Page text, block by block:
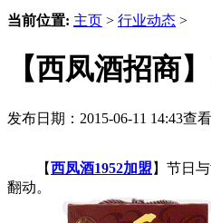
当前位置: 主页 > 行业动态 >
【西凤酒招商
发布日期：2015-06-11 14:43查
【西凤酒1952加盟 】节日
翻动。